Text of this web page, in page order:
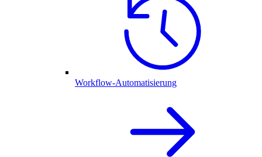
Workflow-Automatisierung